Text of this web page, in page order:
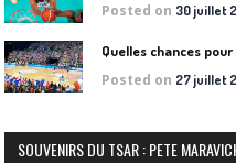
Posted on 30 juillet
Quelles chances
Posted on 27 juillet
SOUVENIRS DU TSAR : PETE